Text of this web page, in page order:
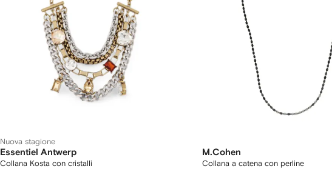
Nuova stagione
Essentiel Antwerp
Collana Kosta con cristalli
M.Cohen
Collana a catena con perline